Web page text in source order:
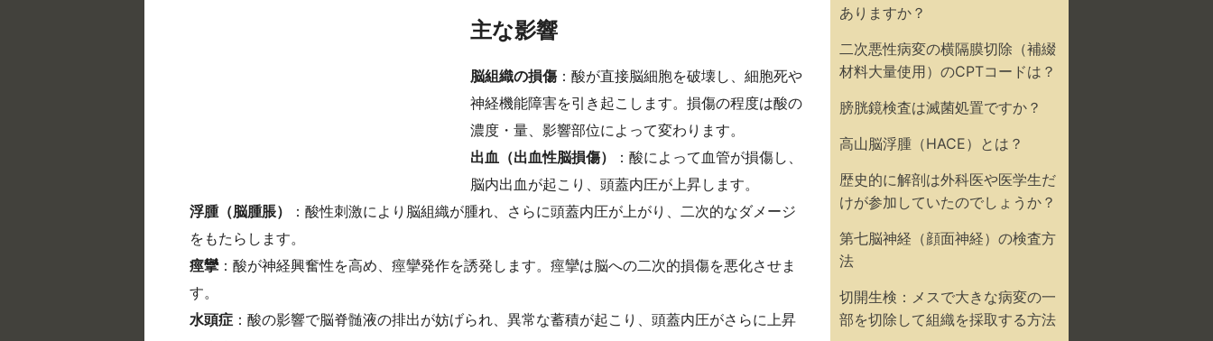
主な影響
脳組織の損傷：酸が直接脳細胞を破壊し、細胞死や
神経機能障害を引き起こします。損傷の程度は酸の
濃度・量、影響部位によって変わります。
出血（出血性脳損傷）
：酸によって血管が損傷し、
脳内出血が起こり、頭蓋内圧が上昇します。
浮腫（脳腫脹）
：酸性刺激により脳組織が腫れ、さらに頭蓋内圧が上がり、二次的なダメージ
をもたらします。
痙攣：酸が神経興奮性を高め、痙攣発作を誘発します。痙攣は脳への二次的損傷を悪化させま
す。
水頭症 ：酸の影響で脳脊髄液の排出が妨げられ、異常な蓄積が起こり、頭蓋内圧がさらに上昇
ありますか？
二次悪性病変の横隔膜切除（補綴
材料大量使用）のCPTコードは？
膀胱鏡検査は滅菌処置ですか？
高山脳浮腫（HACE）とは？
歴史的に解剖は外科医や医学生だ
けが参加していたのでしょうか？
第七脳神経（顔面神経）の検査方
法
切開生検：メスで大きな病変の一
部を切除して組織を採取する方法